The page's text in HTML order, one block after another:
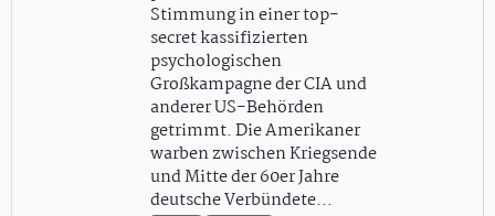
Stimmung in einer top-
secret kassifizierten
psychologischen
Großkampagne der CIA und
anderer US-Behörden
getrimmt. Die Amerikaner
warben zwischen Kriegsende
und Mitte der 60er Jahre
deutsche Verbündete…